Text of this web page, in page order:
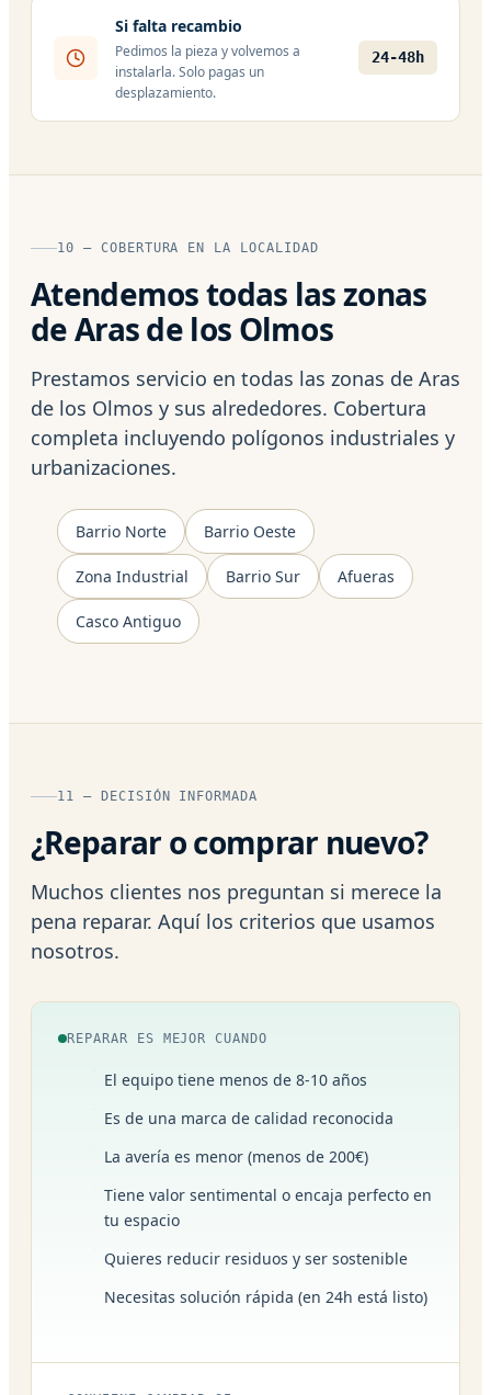
Si falta recambio
Pedimos la pieza y volvemos a
instalarla. Solo pagas un
desplazamiento.
24-48h
10 — COBERTURA EN LA LOCALIDAD
Atendemos todas las zonas
de Aras de los Olmos
Prestamos servicio en todas las zonas de Aras
de los Olmos y sus alrededores. Cobertura
completa incluyendo polígonos industriales y
urbanizaciones.
Barrio Norte Barrio Oeste
Zona Industrial Barrio Sur Afueras
Casco Antiguo
11 — DECISIÓN INFORMADA
¿Reparar o comprar nuevo?
Muchos clientes nos preguntan si merece la
pena reparar. Aquí los criterios que usamos
nosotros.
REPARAR ES MEJOR CUANDO
El equipo tiene menos de 8-10 años
Es de una marca de calidad reconocida
La avería es menor (menos de 200€)
Tiene valor sentimental o encaja perfecto en
tu espacio
Quieres reducir residuos y ser sostenible
Necesitas solución rápida (en 24h está listo)